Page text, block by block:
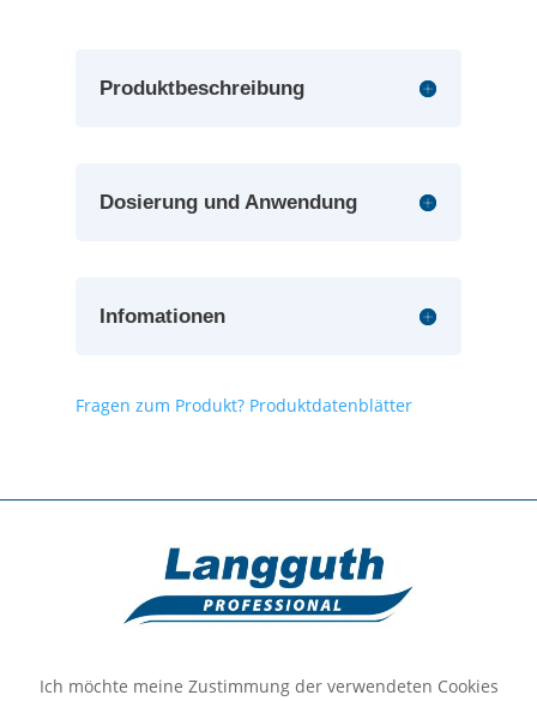
Produktbeschreibung
Dosierung und Anwendung
Infomationen
Fragen zum Produkt? Produktdatenblätter
Ich möchte meine Zustimmung der verwendeten Cookies